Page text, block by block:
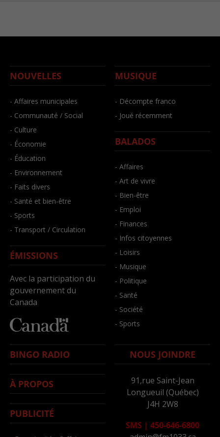
NOUVELLES
- Affaires municipales
- Communauté / Social
- Culture
- Économie
- Éducation
- Environnement
- Faits divers
- Santé et bien-être
- Sports
- Transport / Circulation
ÉMISSIONS
Avec la participation du
gouvernement du
Canada
MUSIQUE
- Décompte franco
- Joué récemment
BALADOS
- Affaires
- Art de vivre
- Bien-être
- Emploi
- Finances
- Infos citoyennes
- Loisirs
- Musique
- Politique
- Santé
- Société
- Sports
BINGO RADIO
À PROPOS
PUBLICITÉ
NOUS JOINDRE
91,rue Saint-Jean
Longueuil (Québec)
J4H 2W8
SMS | 450-646-6800